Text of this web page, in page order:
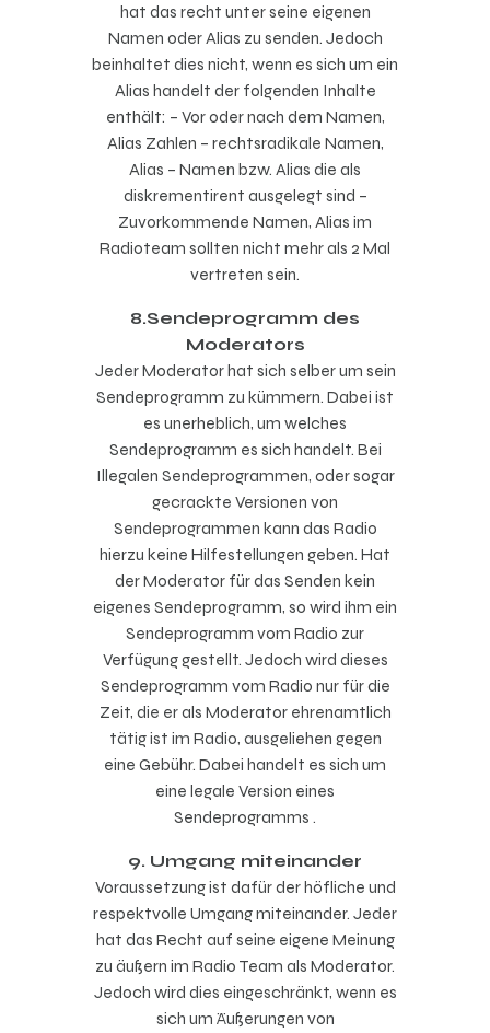
hat das recht unter seine eigenen
Namen oder Alias zu senden. Jedoch
beinhaltet dies nicht, wenn es sich um ein
Alias handelt der folgenden Inhalte
enthält: – Vor oder nach dem Namen,
Alias Zahlen – rechtsradikale Namen,
Alias – Namen bzw. Alias die als
diskrementirent ausgelegt sind –
Zuvorkommende Namen, Alias im
Radioteam sollten nicht mehr als 2 Mal
vertreten sein.
8.Sendeprogramm des
Moderators
Jeder Moderator hat sich selber um sein
Sendeprogramm zu kümmern. Dabei ist
es unerheblich, um welches
Sendeprogramm es sich handelt. Bei
Illegalen Sendeprogrammen, oder sogar
gecrackte Versionen von
Sendeprogrammen kann das Radio
hierzu keine Hilfestellungen geben. Hat
der Moderator für das Senden kein
eigenes Sendeprogramm, so wird ihm ein
Sendeprogramm vom Radio zur
Verfügung gestellt. Jedoch wird dieses
Sendeprogramm vom Radio nur für die
Zeit, die er als Moderator ehrenamtlich
tätig ist im Radio, ausgeliehen gegen
eine Gebühr. Dabei handelt es sich um
eine legale Version eines
Sendeprogramms .
9. Umgang miteinander
Voraussetzung ist dafür der höfliche und
respektvolle Umgang miteinander. Jeder
hat das Recht auf seine eigene Meinung
zu äußern im Radio Team als Moderator.
Jedoch wird dies eingeschränkt, wenn es
sich um Äußerungen von